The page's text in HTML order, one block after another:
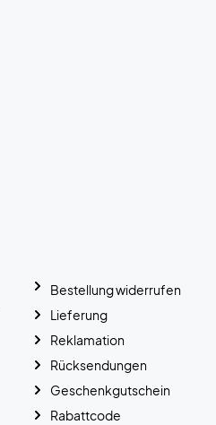
Bestellung widerrufen
Lieferung
Reklamation
Rücksendungen
Geschenkgutschein
Rabattcode